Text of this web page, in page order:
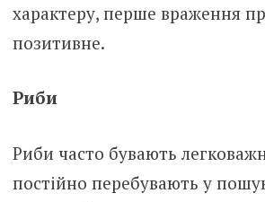
характеру, перше враження
позитивне.
Риби
Риби часто бувають
постійно перебувають у